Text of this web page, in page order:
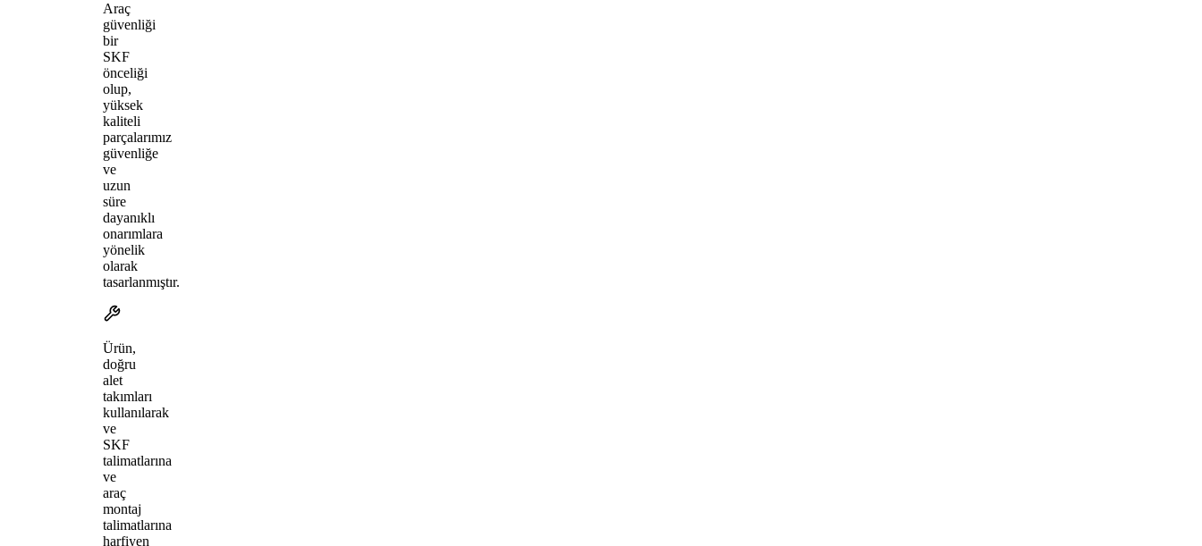
Araç
güvenliği
bir
SKF
önceliği
olup,
yüksek
kaliteli
parçalarımız
güvenliğe
ve
uzun
süre
dayanıklı
onarımlara
yönelik
olarak
tasarlanmıştır.
Ürün,
doğru
alet
takımları
kullanılarak
ve
SKF
talimatlarına
ve
araç
montaj
talimatlarına
harfiyen